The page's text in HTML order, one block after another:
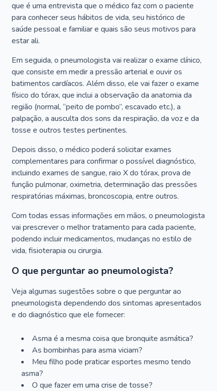
que é uma entrevista que o médico faz com o paciente
para conhecer seus hábitos de vida, seu histórico de
saúde pessoal e familiar e quais são seus motivos para
estar ali.
Em seguida, o pneumologista vai realizar o exame clínico,
que consiste em medir a pressão arterial e ouvir os
batimentos cardíacos. Além disso, ele vai fazer o exame
físico do tórax, que inclui a observação da anatomia da
região (normal, “peito de pombo”, escavado etc.), a
palpação, a ausculta dos sons da respiração, da voz e da
tosse e outros testes pertinentes.
Depois disso, o médico poderá solicitar exames
complementares para confirmar o possível diagnóstico,
incluindo exames de sangue, raio X do tórax, prova de
função pulmonar, oximetria, determinação das pressões
respiratórias máximas, broncoscopia, entre outros.
Com todas essas informações em mãos, o pneumologista
vai prescrever o melhor tratamento para cada paciente,
podendo incluir medicamentos, mudanças no estilo de
vida, fisioterapia ou cirurgia.
O que perguntar ao pneumologista?
Veja algumas sugestões sobre o que perguntar ao
pneumologista dependendo dos sintomas apresentados
e do diagnóstico que ele fornecer:
Asma é a mesma coisa que bronquite asmática?
As bombinhas para asma viciam?
Meu filho pode praticar esportes mesmo tendo
asma?
O que fazer em uma crise de tosse?